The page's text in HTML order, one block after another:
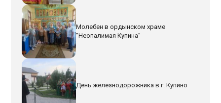
Молебен в ордынском храме
"Неопалимая Купина"
День железнодорожника в г. Купино